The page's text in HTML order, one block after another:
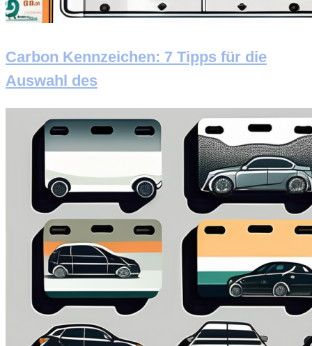
Carbon Kennzeichen: 7 Tipps für die
Auswahl des